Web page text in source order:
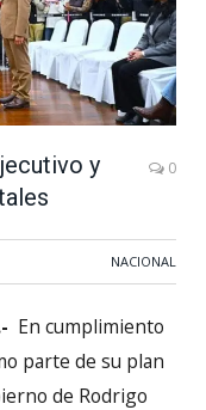
y
0
NACIONAL
En cumplimiento
parte de su plan
de Rodrigo